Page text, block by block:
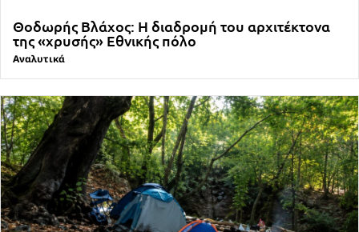
Θοδωρής Βλάχος: Η διαδρομή του αρχιτέκτονα
της «χρυσής» Εθνικής πόλο
Αναλυτικά